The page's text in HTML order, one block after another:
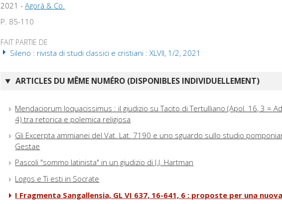
2021 -Agorà & Co.
P. 85-110
FAIT PARTIE DE
Sileno : rivista di studi classici e cristiani : XLVII, 1/2, 2021
ARTICLES DU MÊME NUMÉRO (DISPONIBLES INDIVIDUELLEMENT)
Mendaciorum loquacissimus : il giudizio su Tacito di Tertulliano (Apol. 16, 3 =
4) tra retorica e polemica religiosa
Gli Excerpta ammianei del Vat. Lat. 7190 e uno sguardo sullo studio
Gestae
Pascoli "sommo latinista" in un giudizio di J.J. Hartman
Logos e Ti esti in Socrate
I Fragmenta Sangallensia, GL VI 637, 16-641, 6 : proposte per una